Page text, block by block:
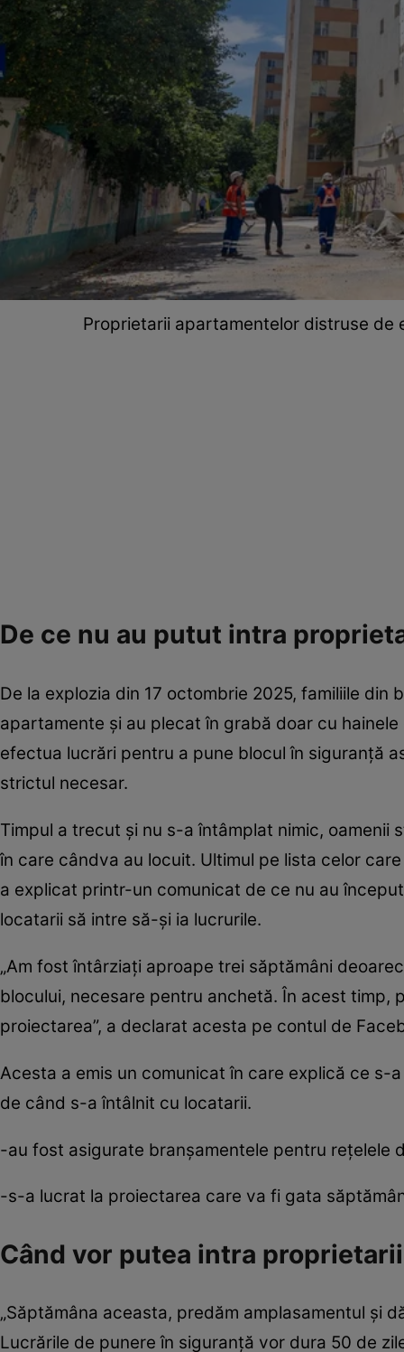
Proprietarii apartamentelor distruse de
De ce nu au putut intra
De la explozia din 17 octombrie 2025, familiile
apartamente și au plecat în grabă doar cu
efectua lucrări pentru a pune blocul în siguranță
strictul necesar.
Timpul a trecut și nu s-a întâmplat nimic, oamenii
în care cândva au locuit. Ultimul pe lista celor
a explicat printr-un comunicat de ce nu au
locatarii să intre să-și ia lucrurile.
„Am fost întârziați aproape trei săptămâni
blocului, necesare pentru anchetă. În acest
proiectarea”, a declarat acesta pe contul de
Acesta a emis un comunicat în care explică ce s-
de când s-a întâlnit cu locatarii.
-au fost asigurate branșamentele pentru rețelele
-s-a lucrat la proiectarea care va fi gata
Când vor putea intra
„Săptămâna aceasta, predăm amplasamentul și
Lucrările de punere în siguranță vor dura 50 de